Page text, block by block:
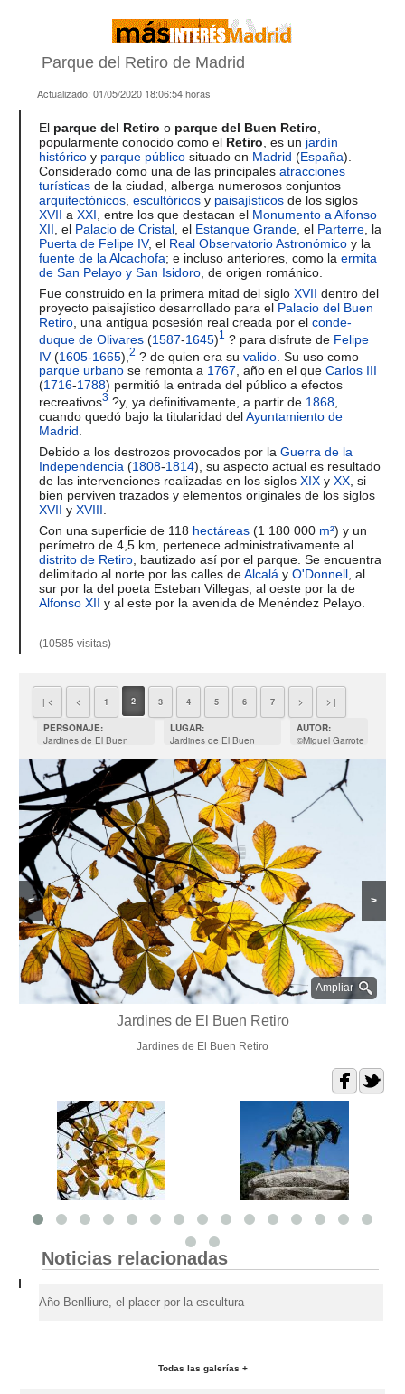
Parque del Retiro de Madrid
Actualizado: 01/05/2020 18:06:54horas
El parque del Retiro o parque del Buen Retiro
popularmente conocido como el Retiro , es un jardín
histórico y parque público situado en Madrid (España).
Considerado como una de las principales atracciones
turísticas de la ciudad, alberga numerosos conjuntos
arquitectónicos escultóricos y paisajísticos de los siglos
XVII a XXI , entre los que destacan el Monumento a Alfonso
XII , el Palacio de Cristal , el Estanque Grande , el Parterre , la
Puerta de Felipe IV, el Real Observatorio Astronómico y la
fuente de la Alcachofa; e incluso anteriores, como la ermita
de San Pelayo y San Isidoro , de origen románico.
Fue construido en la primera mitad del siglo XVII dentro del
proyecto paisajístico desarrollado para el Palacio del Buen
Retiro , una antigua posesión real creada por el conde-
duque de Olivares (1587-1645)1 ? para disfrute de Felipe
IV(1605-1665), 2 ? de quien era suvalido . Su uso como
parque urbano se remonta a 1767, año en el que Carlos III
(1716-1788) permitió la entrada del público a efectos
recreativos3 ?y, ya definitivamente, a partir de 1868
cuando quedó bajo la titularidad delAyuntamiento de
Madrid
Debido a los destrozos provocados por la Guerra de la
Independencia (1808-1814), su aspecto actual es resultado
de las intervenciones realizadas en los siglos XIX y XX , si
bien perviven trazados y elementos originales de los siglos
XVII y XVIII
Con una superficie de 118 hectáreas (1 180 000 m²) y un
perímetro de 4,5 km, pertenece administrativamente al
distrito de Retiro , bautizado así por el parque. Se encuentra
delimitado al norte por las calles deAlcalá y O'Donnell , al
sur por la del poeta Esteban Villegas, al oeste por la de
Alfonso XII y al este por la avenida de Menéndez Pelayo.
(10585 visitas)
| < < 1 2 3 4 5 6 7 > > |
AUTOR:
©Miguel Garrote
LUGAR:
Jardines de El Buen
PERSONAJE:
Jardines de El Buen
Ampliar
< >
Jardines de El Buen Retiro
Jardines de El Buen Retiro
Noticias relacionadas
Año Benlliure, el placer por la escultura
Todas las galerías +